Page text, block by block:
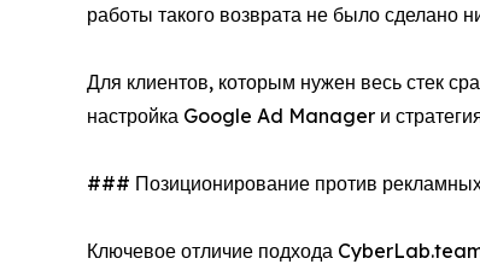
работы такого возврата не было сделано
Для клиентов, которым нужен весь стек
настройка Google Ad Manager и
### Позиционирование против
Ключевое отличие подхода